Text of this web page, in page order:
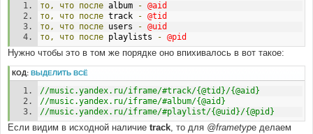
то, что после album - @aid
то,
что после track - @tid
то,
что после users - @uid
то,
что после playlists - @pid
Нужно чтобы это в том же порядке оно впихивалось в вот такое:
КОД: ВЫДЕЛИТЬ ВСЁ
//music.yandex.ru/iframe/#track/{@tid}/{@aid}
//music.yandex.ru/iframe/#album/{@aid}
//music.yandex.ru/iframe/#playlist/{@uid}/{@pid}
Если видим в исходной наличие track, то для @frametype делаем